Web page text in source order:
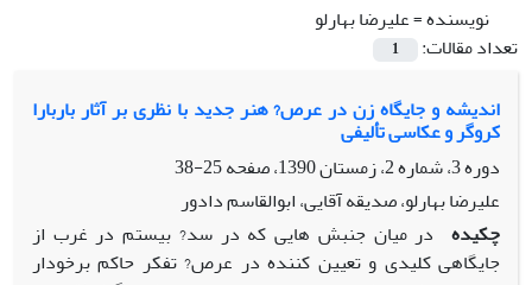
نویسنده =علیرضا بهارلو
تعداد مقالات:
1
اندیشه و جایگاه زن در عرص? هنر جدید با نظری بر آثار باربارا
کروگر و عکاسی تألیفی
دوره 3، شماره 2، زمستان 1390، صفحه
25-38
علیرضا بهارلو، صدیقه آقایی، ابوالقاسم دادور
چکیده در میان جنبش هایی که در سد? بیستم در غرب از
جایگاهی کلیدی و تعیین کننده در عرص? تفکر حاکم برخودار